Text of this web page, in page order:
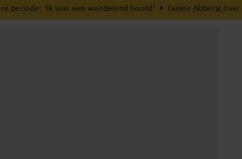
een wandelend hoofd’•Janine Abbring over afscheid van